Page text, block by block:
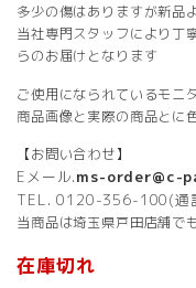
多少の傷はありますが新品
当社専門スタッフにより丁
らのお届けとなります
ご使用になられているモニ
商品画像と実際の商品とに
【お問い合わせ】
Eメール.ms-order@c-
TEL. 0120-356-100(通
当商品は埼玉県戸田店舗で
在庫切れ